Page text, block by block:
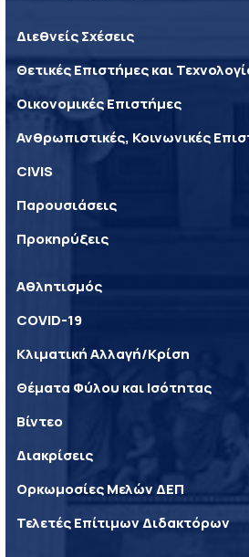
Διεθνείς Σχέσεις
Θετικές Επιστήμες και
Οικονομικές Επιστήμες
Ανθρωπιστικές, Κοινωνικές
CIVIS
Παρουσιάσεις
Προκηρύξεις
Αθλητισμός
COVID-19
Κλιματική Αλλαγή/Κρίση
Θέματα Φύλου και Ισότητας
Βίντεο
Διακρίσεις
Ορκωμοσίες Μελών ΔΕΠ
Τελετές Επίτιμων Διδακτόρων